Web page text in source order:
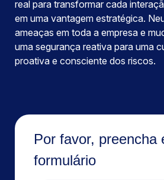
Por favor, preencha
formulário
real para transformar cada
em uma vantagem estratégica.
ameaças em toda a empresa e
uma segurança reativa para uma
proativa e consciente dos riscos.